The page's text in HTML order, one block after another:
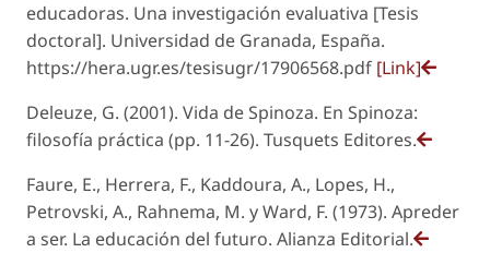
educadoras. Una investigación evaluativa [Tesis
doctoral]. Universidad de Granada, España.
https://hera.ugr.es/tesisugr/17906568.pdf [Link]
Deleuze, G. (2001). Vida de Spinoza. En Spinoza:
filosofía práctica (pp. 11-26). Tusquets Editores.
Faure, E., Herrera, F., Kaddoura, A., Lopes, H.,
Petrovski, A., Rahnema, M. y Ward, F. (1973). Apreder
a ser. La educación del futuro. Alianza Editorial.